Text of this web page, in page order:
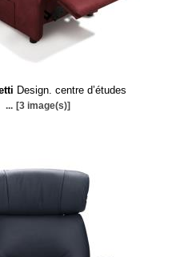
Design. centre d’études
... [3 image(s)]